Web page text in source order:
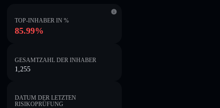
TOP-INHABER IN %
85.99%
GESAMTZAHL DER INHABER
1,255
DATUM DER LETZTEN
RISIKOPRÜFUNG